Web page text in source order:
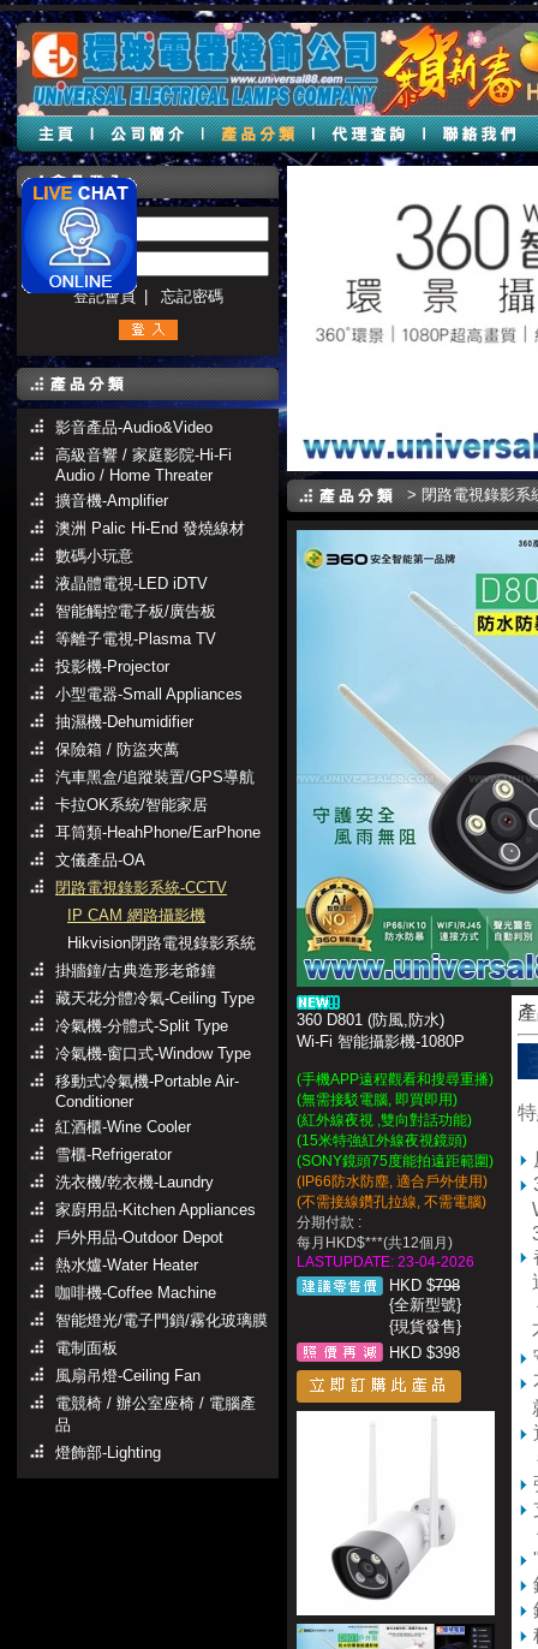
帳號 :
密碼 :
登記會員
忘記密碼
影音產品-Audio&Video
高級音響 / 家庭影院-Hi-Fi
Audio / Home Threater
擴音機-Amplifier
澳洲 Palic Hi-End 發燒線材
數碼小玩意
液晶體電視-LED iDTV
智能觸控電子板/廣告板
等離子電視-Plasma TV
投影機-Projector
小型電器-Small Appliances
抽濕機-Dehumidifier
保險箱 / 防盜夾萬
汽車黑盒/追蹤裝置/GPS導航
卡拉OK系統/智能家居
耳筒類-HeahPhone/EarPhone
文儀產品-OA
閉路電視錄影系統-CCTV
IP CAM 網路攝影機
Hikvision閉路電視錄影系統
掛牆鐘/古典造形老爺鐘
藏天花分體冷氣-Ceiling Type
冷氣機-分體式-Split Type
冷氣機-窗口式-Window Type
移動式冷氣機-Portable Air-
Conditioner
紅酒櫃-Wine Cooler
雪櫃-Refrigerator
洗衣機/乾衣機-Laundry
家廚用品-Kitchen Appliances
戶外用品-Outdoor Depot
熱水爐-Water Heater
咖啡機-Coffee Machine
智能燈光/電子門鎖/霧化玻璃膜
電制面板
風扇吊燈-Ceiling Fan
電競椅 / 辦公室座椅 / 電腦產
品
燈飾部-Lighting
>閉路電視錄影系
360 D801 (防風,防水)
Wi-Fi 智能攝影機-1080P
(手機APP遠程觀看和搜尋重播)
(無需接駁電腦, 即買即用)
(紅外線夜視 ,雙向對話功能)
(15米特強紅外線夜視鏡頭)
(SONY鏡頭75度能拍遠距範圍)
(IP66防水防塵, 適合戶外使用)
(不需接線鑽孔拉線, 不需電腦)
分期付款 :
每月HKD$***(共12個月)
LASTUPDATE: 23-04-2026
HKD $798
{全新型號}
{現貨發售}
HKD $398